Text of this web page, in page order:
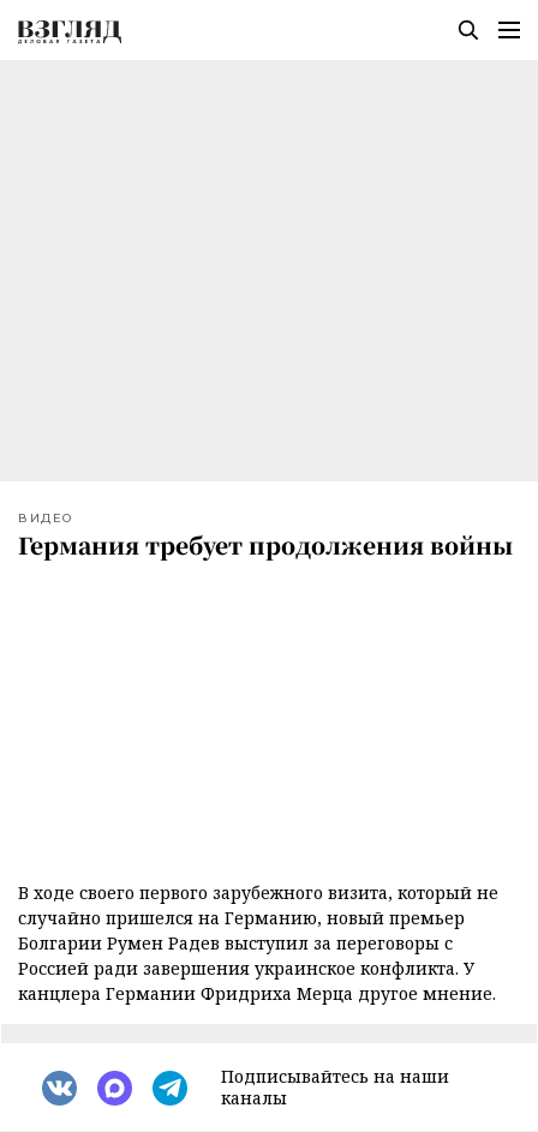
ВИДЕО
Германия требует продолжения войны
В ходе своего первого зарубежного визита, который не
случайно пришелся на Германию, новый премьер
Болгарии Румен Радев выступил за переговоры с
Россией ради завершения украинское конфликта. У
канцлера Германии Фридриха Мерца другое мнение.
Подписывайтесь на наши
каналы